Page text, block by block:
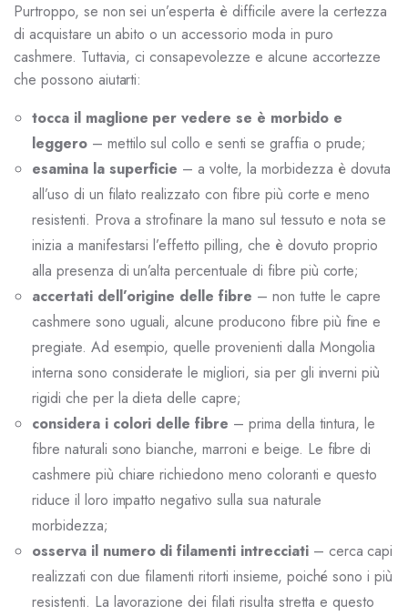
Purtroppo, se non sei un’esperta è difficile avere la certezza
di acquistare un abito o un accessorio moda in puro
cashmere. Tuttavia, ci consapevolezze e alcune accortezze
che possono aiutarti:
tocca il maglione per vedere se è morbido e
leggero– mettilo sul collo e senti se graffia o prude;
esamina la superficie – a volte, la morbidezza è dovuta
all’uso di un filato realizzato con fibre più corte e meno
resistenti. Prova a strofinare la mano sul tessuto e nota se
inizia a manifestarsi l’effetto pilling, che è dovuto proprio
alla presenza di un’alta percentuale di fibre più corte;
accertati dell’origine delle fibre – non tutte le capre
cashmere sono uguali, alcune producono fibre più fine e
pregiate. Ad esempio, quelle provenienti dalla Mongolia
interna sono considerate le migliori, sia per gli inverni più
rigidi che per la dieta delle capre;
considera i colori delle fibre – prima della tintura, le
fibre naturali sono bianche, marroni e beige. Le fibre di
cashmere più chiare richiedono meno coloranti e questo
riduce il loro impatto negativo sulla sua naturale
morbidezza;
osserva il numero di filamenti intrecciati– cerca capi
realizzati con due filamenti ritorti insieme, poiché sono i più
resistenti. La lavorazione dei filati risulta stretta e questo